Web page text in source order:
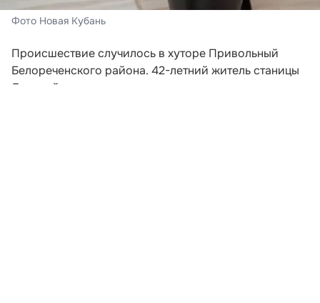
Фото Новая Кубань
Происшествие случилось в хуторе Привольный
Белореченского района. 42-летний житель станицы
Динской приехал туда на законных основаниях для